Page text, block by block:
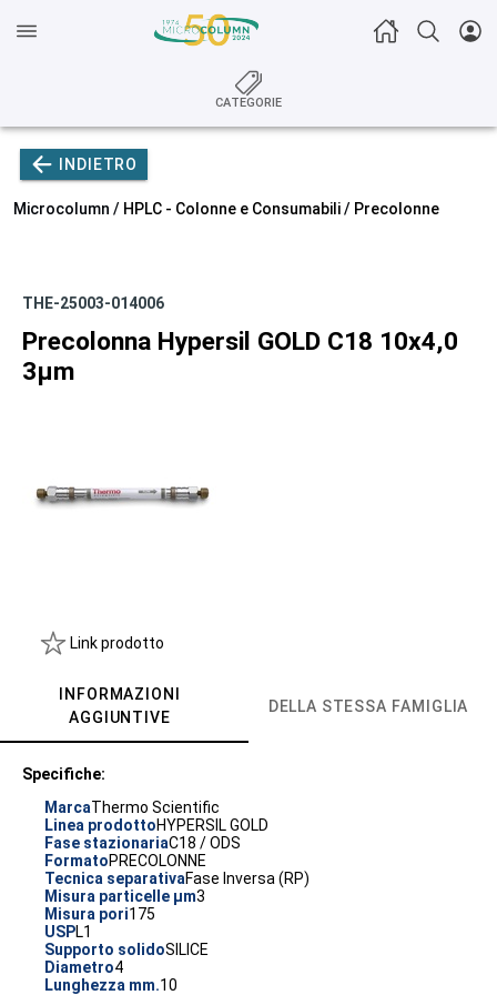
CATEGORIE
INDIETRO
Microcolumn / HPLC - Colonne e Consumabili/ Precolonne
THE-25003-014006
Precolonna Hypersil GOLD C18 10x4,0
3µm
Link prodotto
INFORMAZIONI
AGGIUNTIVE
DELLA STESSA FAMIGLIA
Specifiche:
MarcaThermo Scientific
Linea prodottoHYPERSIL GOLD
Fase stazionariaC18 / ODS
FormatoPRECOLONNE
Tecnica separativaFase Inversa (RP)
Misura particelle µm3
Misura pori175
USPL1
Supporto solidoSILICE
Diametro4
Lunghezza mm.10